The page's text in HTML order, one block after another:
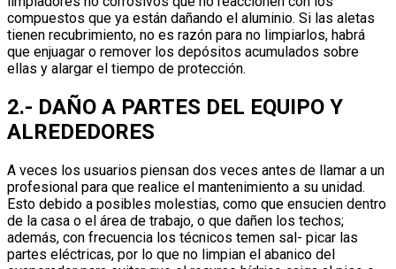
compuestos que ya están dañando el aluminio. Si las aletas
tienen recubrimiento, no es razón para no limpiarlos, habrá
que enjuagar o remover los depósitos acumulados sobre
ellas y alargar el tiempo de protección.
2.- DAÑO A PARTES DEL EQUIPO Y
ALREDEDORES
A veces los usuarios piensan dos veces antes de llamar a un
profesional para que realice el mantenimiento a su unidad.
Esto debido a posibles molestias, como que ensucien dentro
de la casa o el área de trabajo, o que dañen los techos;
además, con frecuencia los técnicos temen sal- picar las
partes eléctricas, por lo que no limpian el abanico del